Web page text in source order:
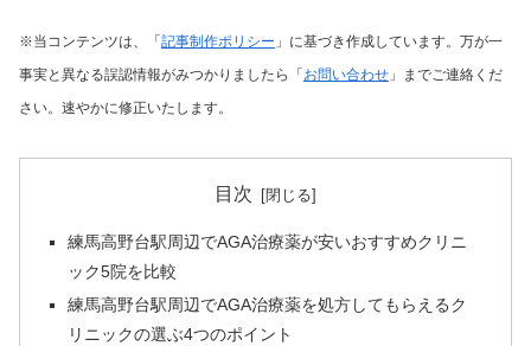
※当コンテンツは、「 記事制作ポリシー 」に基づき作成しています。万が一
事実と異なる誤認情報がみつかりましたら「 お問い合わせ 」までご連絡くだ
さい。速やかに修正いたします。
目次
練馬高野台駅周辺でAGA治療薬が安いおすすめクリニ
ック5院を比較
練馬高野台駅周辺でAGA治療薬を処方してもらえるク
リニックの選ぶ4つのポイント